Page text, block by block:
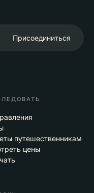
Присоединиться
путешественникам
цены